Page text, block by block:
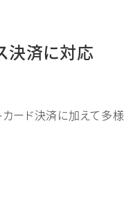
決済に対応
カード決済に加えて多